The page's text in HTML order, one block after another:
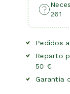
261
Pedidos
Reparto
50 €
Garantia